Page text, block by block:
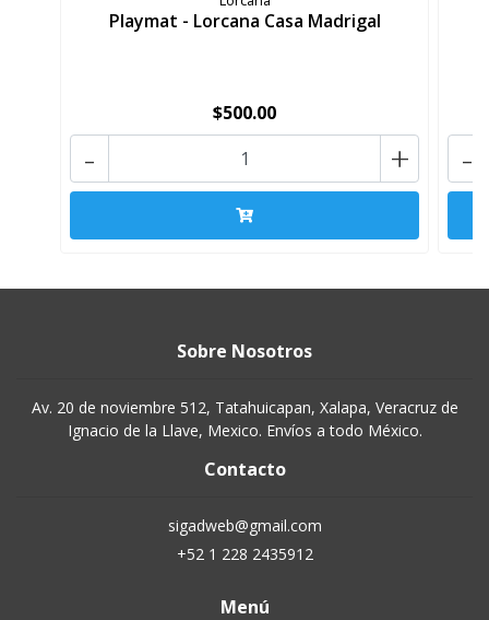
Playmat - Lorcana Casa Madrigal
$500.00
+
- -
Sobre Nosotros
Av. 20 de noviembre 512, Tatahuicapan, Xalapa, Veracruz de
Ignacio de la Llave, Mexico. Envíos a todo México.
Contacto
sigadweb@gmail.com
+52 1 228 2435912
Menú